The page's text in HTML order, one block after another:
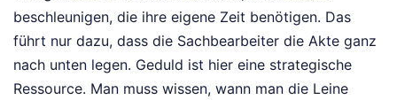
beschleunigen, die ihre eigene Zeit benötigen. Das
führt nur dazu, dass die Sachbearbeiter die Akte ganz
nach unten legen. Geduld ist hier eine strategische
Ressource. Man muss wissen, wann man die Leine